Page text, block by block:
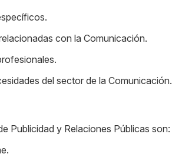
con la Comunicación.
del sector de la Comunicación.
Publicidad y Relaciones Públicas son: